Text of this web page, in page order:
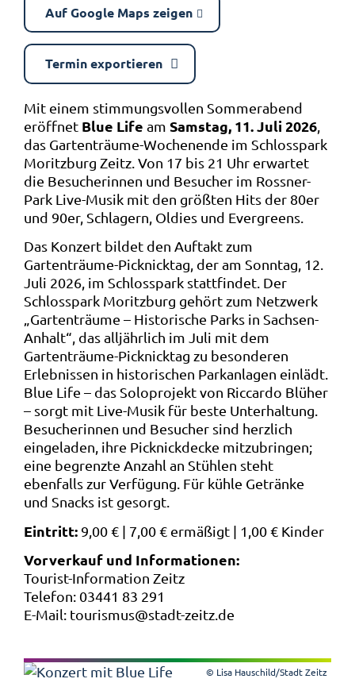
Auf Google Maps zeigen
Termin exportieren
Mit einem stimmungsvollen Sommerabend
eröffnet Blue Life am Samstag, 11. Juli 2026
das Gartenträume-Wochenende im Schlosspark
Moritzburg Zeitz. Von 17 bis 21 Uhr erwartet
die Besucherinnen und Besucher im Rossner-
Park Live-Musik mit den größten Hits der 80er
und 90er, Schlagern, Oldies und Evergreens.
Das Konzert bildet den Auftakt zum
Gartenträume-Picknicktag, der am Sonntag, 12.
Juli 2026, im Schlosspark stattfindet. Der
Schlosspark Moritzburg gehört zum Netzwerk
„Gartenträume – Historische Parks in Sachsen-
Anhalt“, das alljährlich im Juli mit dem
Gartenträume-Picknicktag zu besonderen
Erlebnissen in historischen Parkanlagen einlädt.
Blue Life – das Soloprojekt von Riccardo Blüher
– sorgt mit Live-Musik für beste Unterhaltung.
Besucherinnen und Besucher sind herzlich
eingeladen, ihre Picknickdecke mitzubringen;
eine begrenzte Anzahl an Stühlen steht
ebenfalls zur Verfügung. Für kühle Getränke
und Snacks ist gesorgt.
Eintritt: 9,00 € | 7,00 € ermäßigt | 1,00 € Kinder
Vorverkauf und Informationen:
Tourist-Information Zeitz
Telefon: 03441 83 291
E-Mail: tourismus@stadt-zeitz.de
© Lisa Hauschild/Stadt Zeitz